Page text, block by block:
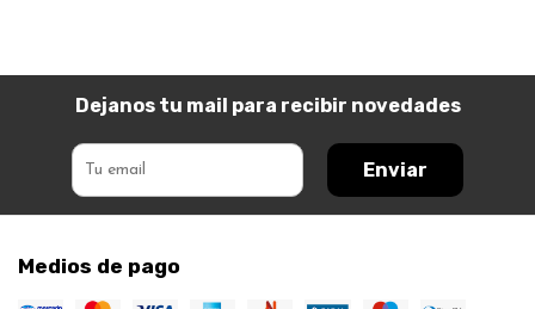
Dejanos tu mail para recibir novedades
Enviar
Medios de pago